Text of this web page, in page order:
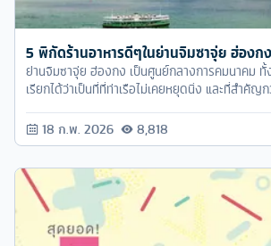
5 พิกัดร้านอาหารดีๆในย่านจิมซาจุ่ย ฮ่องกง
ย่านจิมซาจุ่ย ฮ่องกง เป็นศูนย์กลางการคมนาคม ทั้
เรียกได้ว่าเป็นที่ที่ท่าเรือไม่เคยหยุดนิ่ง และที่สำคัญ
แล้วยังมีร้านอาหารเด็ดๆ รอให้เราได้ไปลิ้มลองอยู่อี
ไหนบ้างนั้น เราลิสต์รายชื่อ 5 ร้านอาหาร ย่านจิมซ
18 ก.พ. 2026 8,818